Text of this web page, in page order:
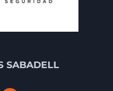
SABADELL